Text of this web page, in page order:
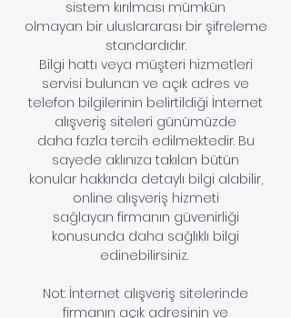
sistem kırılması mümkün
olmayan bir uluslararası bir şifreleme
standardıdır.
Bilgi hattı veya müşteri hizmetleri
servisi bulunan ve açık adres ve
telefon bilgilerinin belirtildiği İnternet
alışveriş siteleri günümüzde
daha fazla tercih edilmektedir. Bu
sayede aklınıza takılan bütün
konular hakkında detaylı bilgi alabilir,
online alışveriş hizmeti
sağlayan firmanın güvenirliği
konusunda daha sağlıklı bilgi
edinebilirsiniz.
Not: İnternet alışveriş sitelerinde
firmanın açık adresinin ve